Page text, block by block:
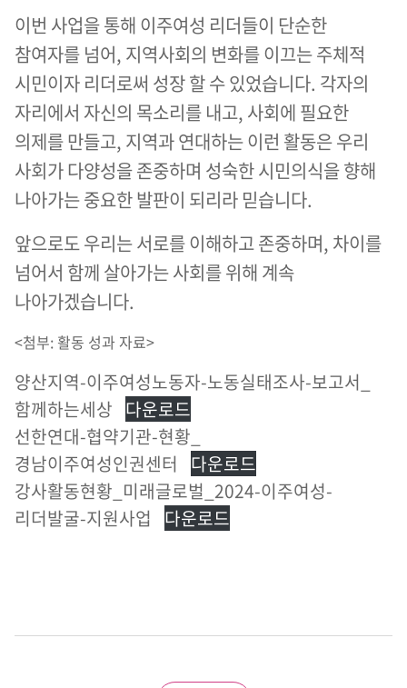
이번 사업을 통해 이주여성 리더들이 단순한
참여자를 넘어, 지역사회의 변화를 이끄는 주체적
시민이자 리더로써 성장 할 수 있었습니다. 각자의
자리에서 자신의 목소리를 내고, 사회에 필요한
의제를 만들고, 지역과 연대하는 이런 활동은 우리
사회가 다양성을 존중하며 성숙한 시민의식을 향해
나아가는 중요한 발판이 되리라 믿습니다.
앞으로도 우리는 서로를 이해하고 존중하며, 차이를
넘어서 함께 살아가는 사회를 위해 계속
나아가겠습니다.
<첨부: 활동 성과 자료>
양산지역-이주여성노동자-노동실태조사-보고서_
함께하는세상 다운로드
선한연대-협약기관-현황_
경남이주여성인권센터
다운로드
강사활동현황_미래글로벌_2024-이주여성-
리더발굴-지원사업
다운로드